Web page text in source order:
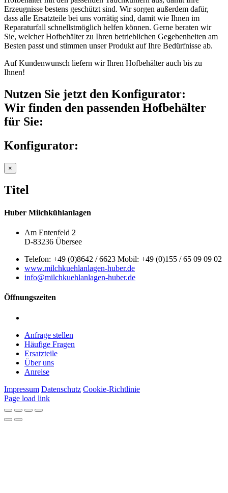
Erzeugnisse bestens geschützt sind. Wir sorgen außerdem dafür,
dass alle Ersatzteile bei uns vorrätig sind, damit wie Ihnen im
Reparaturfall schnellstmöglich helfen können. Gerne beraten wir
Sie, welcher Hofbehälter zu Ihren betrieblichen Gegebenheiten am
Besten passt und stimmen unser Produkt auf Ihre Bedürfnisse ab.
Auf Kundenwunsch liefern wir Ihren Hofbehälter auch bis zu
Ihnen!
Nutzen Sie jetzt den Konfigurator:
Wir finden den passenden Hofbehälter
für Sie:
Konfigurator:
Close
product
view
×
Titel
Huber Milchkühlanlagen
Am Entenfeld 2
D-83236 Übersee
Telefon: +49 (0)8642 / 6623 Mobil: +49 (0)155 / 65 09 09 02
www.milchkuehlanlagen-huber.de
info@milchkuehlanlagen-huber.de
Öffnungszeiten
Anfrage stellen
Häufige Fragen
Ersatzteile
Über uns
Anreise
Impressum Datenschutz Cookie-Richtlinie
Page load link